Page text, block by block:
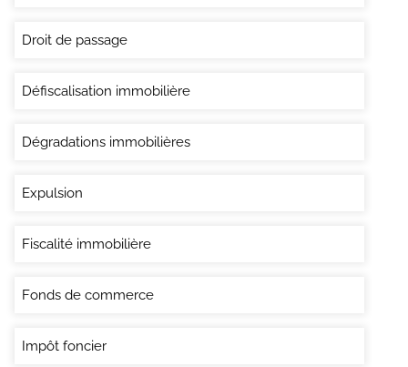
Droit de passage
Défiscalisation immobilière
Dégradations immobilières
Expulsion
Fiscalité immobilière
Fonds de commerce
Impôt foncier